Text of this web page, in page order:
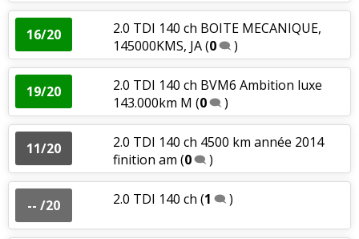
16/20
2.0 TDI 140 ch BOITE MECANIQUE,
145000KMS, JA(0 )
19/20
2.0 TDI 140 ch BVM6 Ambition luxe
143.000km M (0 )
11/20
2.0 TDI 140 ch 4500 km année 2014
finition am (0 )
-- /20 2.0 TDI 140 ch (1 )